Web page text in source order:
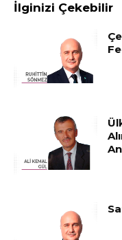
İlginizi Çekebilir